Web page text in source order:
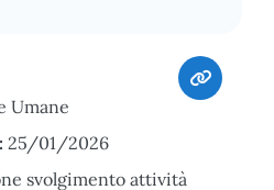
Umane
25/01/2026
svolgimento attività